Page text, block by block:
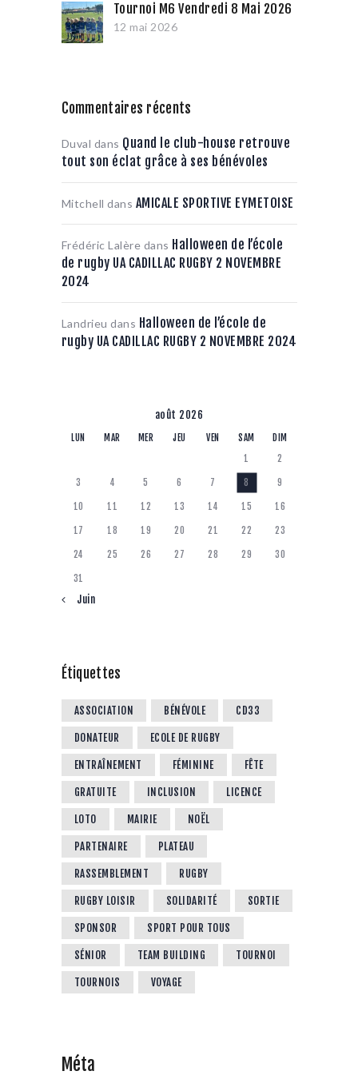
Tournoi M6 Vendredi 8 Mai 2026
12 mai 2026
Commentaires récents
Duval dans Quand le club-house retrouve
tout son éclat grâce à ses bénévoles
Mitchell dans AMICALE SPORTIVE EYMETOISE
Frédéric Lalère dans Halloween de l’école
de rugby UA CADILLAC RUGBY 2 NOVEMBRE
2024
Landrieu dans Halloween de l’école de
rugby UA CADILLAC RUGBY 2 NOVEMBRE 2024
août 2026
LUN MAR MER JEU VEN SAM
DIM
1
2
3 4 5 6 7 8 9
10 11 12 13 14 15 16
17 18 19 20 21 22 23
24 25 26 27 28 29 30
31
« Juin
Étiquettes
ASSOCIATION BÉNÉVOLE CD33
DONATEUR ECOLE DE RUGBY
ENTRAÎNEMENT FÉMININE FÊTE
GRATUITE INCLUSION LICENCE
LOTO MAIRIE NOËL
PARTENAIRE PLATEAU
RASSEMBLEMENT RUGBY
RUGBY LOISIR SOLIDARITÉ SORTIE
SPONSOR SPORT POUR TOUS
SÉNIOR TEAM BUILDING TOURNOI
TOURNOIS VOYAGE
Méta